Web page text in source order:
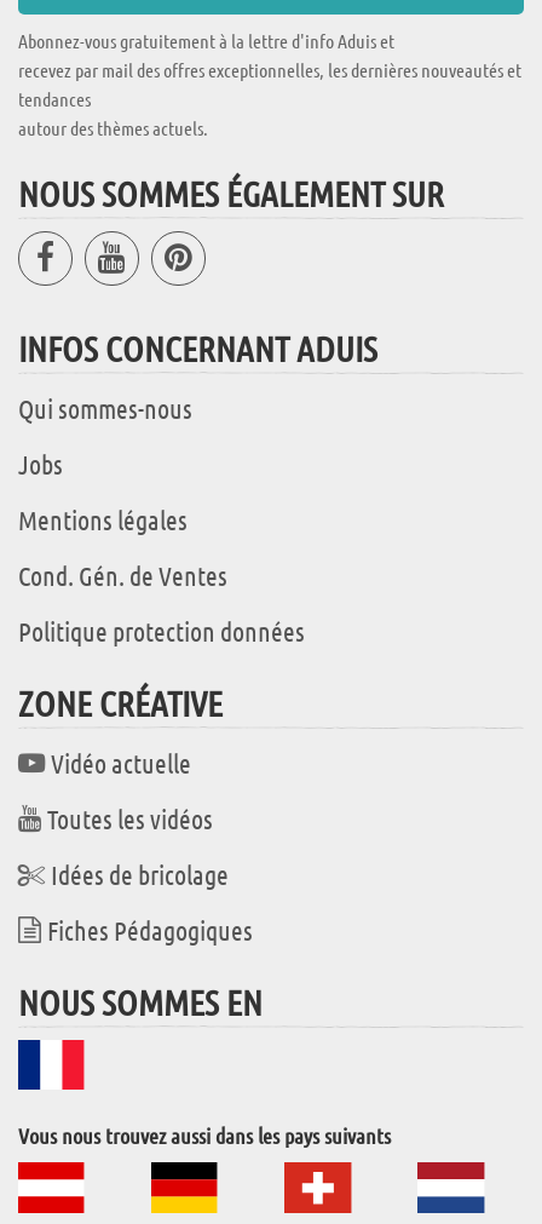
Abonnez-vous gratuitement à la lettre d'info Aduis et
recevez par mail des offres exceptionnelles, les dernières nouveautés et
tendances
autour des thèmes actuels.
NOUS SOMMES ÉGALEMENT SUR
INFOS CONCERNANT ADUIS
Qui sommes-nous
Jobs
Mentions légales
Cond. Gén. de Ventes
Politique protection données
ZONE CRÉATIVE
Vidéo actuelle
Toutes les vidéos
Idées de bricolage
Fiches Pédagogiques
NOUS SOMMES EN
Vous nous trouvez aussi dans les pays suivants